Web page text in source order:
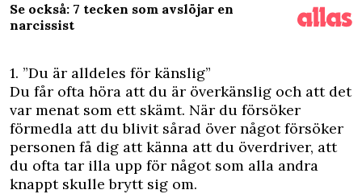
Se också: 7 tecken som avslöjar en
narcissist
1. ”Du är alldeles för känslig”
Du får ofta höra att du är överkänslig och att det
var menat som ett skämt. När du försöker
förmedla att du blivit sårad över något försöker
personen få dig att känna att du överdriver, att
du ofta tar illa upp för något som alla andra
knappt skulle brytt sig om.